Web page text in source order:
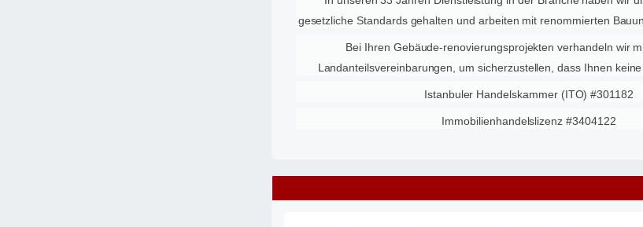
gesetzliche Standards gehalten und arbeiten mit renommierten
Bei Ihren Gebäude-renovierungsprojekten verhandeln wir
Landanteilsvereinbarungen, um sicherzustellen, dass Ihnen
Istanbuler Handelskammer (ITO) #301182
Immobilienhandelslizenz #3404122